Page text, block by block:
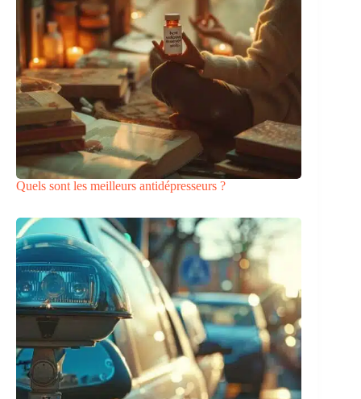
Quels sont les meilleurs antidépresseurs ?